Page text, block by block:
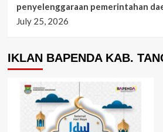
penyelenggaraan pemerintahan
July 25, 2026
IKLAN BAPENDA KAB.